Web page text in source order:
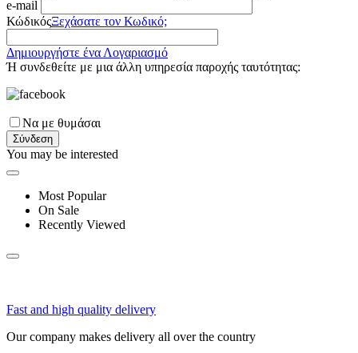
e-mail
ΚώδικόςΞεχάσατε τον Κωδικό;
Δημιουργήστε ένα Λογαριασμό
Ή συνδεθείτε με μια άλλη υπηρεσία παροχής ταυτότητας:
Να με θυμάσαι
Σύνδεση
You may be interested
Most Popular
On Sale
Recently Viewed
Fast and high quality delivery
Our company makes delivery all over the country